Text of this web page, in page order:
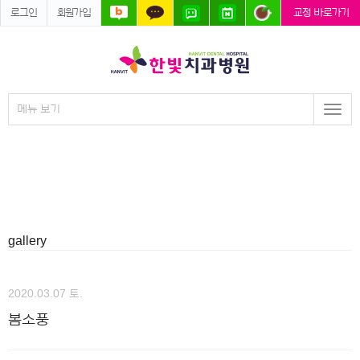
로그인 회원가입 교정 바로가기
메뉴 보기
gallery
2020.03.07 토.
봄소풍